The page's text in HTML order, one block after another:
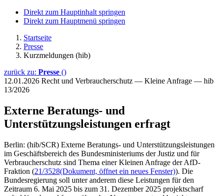
Direkt zum Hauptinhalt springen
Direkt zum Hauptmenü springen
Startseite
Presse
Kurzmeldungen (hib)
zurück zu: Presse ()
12.01.2026 Recht und Verbraucherschutz — Kleine Anfrage — hib
13/2026
Externe Beratungs- und
Unterstützungsleistungen erfragt
Berlin: (hib/SCR) Externe Beratungs- und Unterstützungsleistungen
im Geschäftsbereich des Bundesministeriums der Justiz und für
Verbraucherschutz sind Thema einer Kleinen Anfrage der AfD-
Fraktion (21/3528(Dokument, öffnet ein neues Fenster)). Die
Bundesregierung soll unter anderem diese Leistungen für den
Zeitraum 6. Mai 2025 bis zum 31. Dezember 2025 projektscharf